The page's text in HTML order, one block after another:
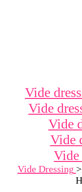
Vide
Vide
Vide
Vide
Vide
Vide Dressing >